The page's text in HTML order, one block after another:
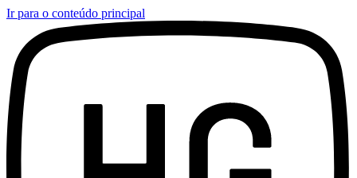
Ir para o conteúdo principal